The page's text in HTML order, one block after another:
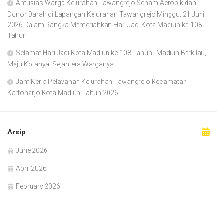
Antusias Warga Kelurahan Tawangrejo Senam Aerobik dan
Donor Darah di Lapangan Kelurahan Tawangrejo Minggu, 21 Juni
2026 Dalam Rangka Memeriahkan Hari Jadi Kota Madiun ke-108
Tahun
Selamat Hari Jadi Kota Madiun ke-108 Tahun.. Madiun Berkilau,
Maju Kotanya, Sejahtera Warganya..
Jam Kerja Pelayanan Kelurahan Tawangrejo Kecamatan
Kartoharjo Kota Madiun Tahun 2026
Arsip
June 2026
April 2026
February 2026